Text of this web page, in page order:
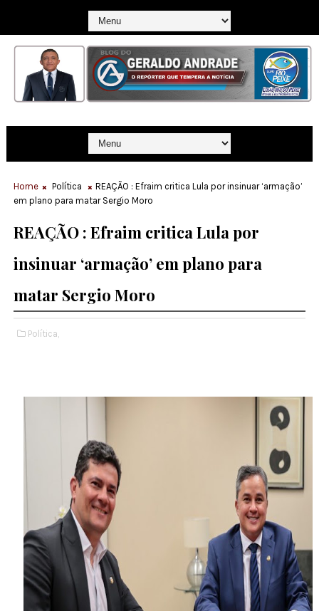
Home Política
REAÇÃO : Efraim critica Lula por insinuar ‘armação’
em plano para matar Sergio Moro
REAÇÃO : Efraim critica Lula por
insinuar ‘armação’ em plano para
matar Sergio Moro
Política,